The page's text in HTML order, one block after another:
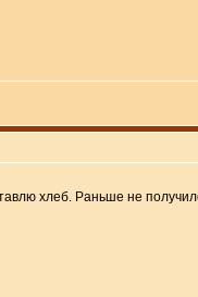
хлеб. Раньше не